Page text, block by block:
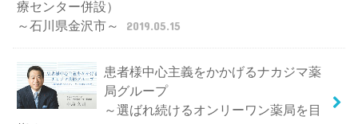
療センター併設）
～石川県金沢市～
2019.05.15
患者様中心主義をかかげるナカジマ薬
局グループ
～選ばれ続けるオンリーワン薬局を目